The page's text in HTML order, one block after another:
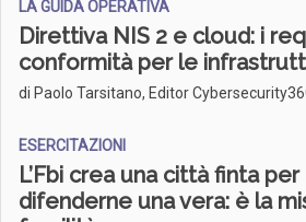
LA GUIDA OPERATIVA
Direttiva NIS 2 e cloud: i
conformità per le
di Paolo Tarsitano, Editor
ESERCITAZIONI
L’Fbi crea una città finta
difenderne una vera: è la